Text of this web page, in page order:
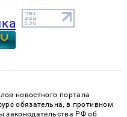
новостного портала
обязательна, в противном
законодательства РФ об